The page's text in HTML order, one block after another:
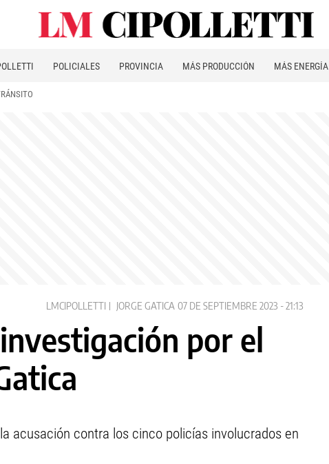
POLICIALES PROVINCIA MÁS PRODUCCIÓN MÁS ENERGÍA
LMCIPOLLETTI JORGE GATICA 07 DE SEPTIEMBRE 2023 - 21:13
por el
acusación contra los cinco policías involucrados en